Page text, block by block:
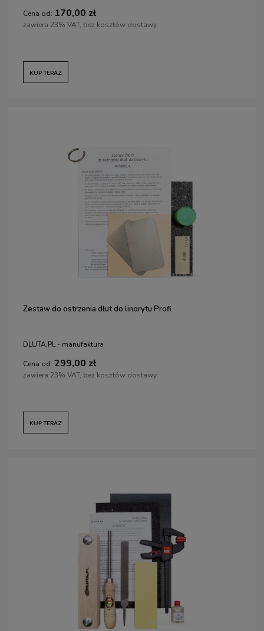
Cena od: 170,00 zł
zawiera 23% VAT, bez kosztów dostawy
KUP TERAZ
Zestaw do ostrzenia dłut do linorytu Profi
DLUTA.PL - manufaktura
Cena od: 299,00 zł
zawiera 23% VAT, bez kosztów dostawy
KUP TERAZ